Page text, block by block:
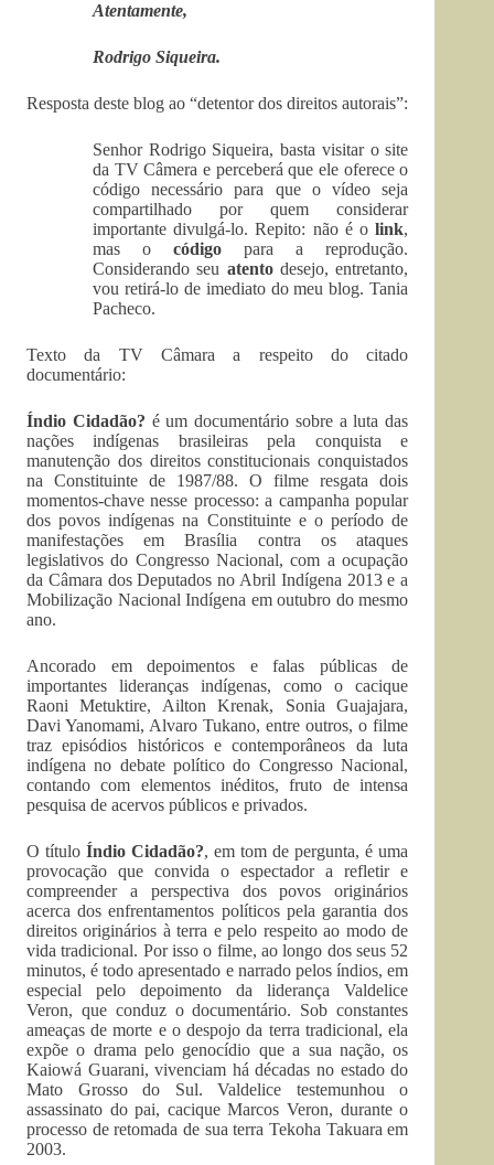
Atentamente,
Rodrigo Siqueira.
Resposta deste blog ao “detentor dos direitos autorais”:
Senhor Rodrigo Siqueira, basta visitar o site
da TV Câmera e perceberá que ele oferece o
código necessário para que o vídeo seja
compartilhado por quem considerar
importante divulgá-lo. Repito: não é olink,
mas ocódigo para a reprodução.
Considerando seu atentodesejo, entretanto,
vou retirá-lo de imediato do meu blog. Tania
Pacheco.
Texto da TV Câmara a respeito do citado
documentário:
Índio Cidadão? é um documentário sobre a luta das
nações indígenas brasileiras pela conquista e
manutenção dos direitos constitucionais conquistados
na Constituinte de 1987/88. O filme resgata dois
momentos-chave nesse processo: a campanha popular
dos povos indígenas na Constituinte e o período de
manifestações em Brasília contra os ataques
legislativos do Congresso Nacional, com a ocupação
da Câmara dos Deputados no Abril Indígena 2013 e a
Mobilização Nacional Indígena em outubro do mesmo
ano.
Ancorado em depoimentos e falas públicas de
importantes lideranças indígenas, como o cacique
Raoni Metuktire, Ailton Krenak, Sonia Guajajara,
Davi Yanomami, Alvaro Tukano, entre outros, o filme
traz episódios históricos e contemporâneos da luta
indígena no debate político do Congresso Nacional,
contando com elementos inéditos, fruto de intensa
pesquisa de acervos públicos e privados.
O títuloÍndio Cidadão?, em tom de pergunta, é uma
provocação que convida o espectador a refletir e
compreender a perspectiva dos povos originários
acerca dos enfrentamentos políticos pela garantia dos
direitos originários à terra e pelo respeito ao modo de
vida tradicional. Por isso o filme, ao longo dos seus 52
minutos, é todo apresentado e narrado pelos índios, em
especial pelo depoimento da liderança Valdelice
Veron, que conduz o documentário. Sob constantes
ameaças de morte e o despojo da terra tradicional, ela
expõe o drama pelo genocídio que a sua nação, os
Kaiowá Guarani, vivenciam há décadas no estado do
Mato Grosso do Sul. Valdelice testemunhou o
assassinato do pai, cacique Marcos Veron, durante o
processo de retomada de sua terra Tekoha Takuara em
2003.